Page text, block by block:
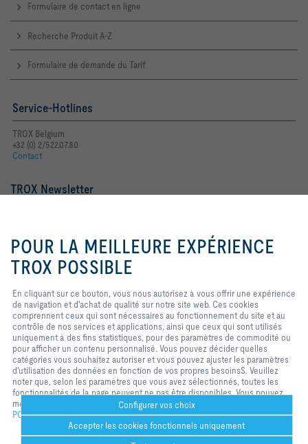
Formulaire de contact en ligne
Recherche Produit A-Z
Formulaire de demande du Tarif
Service-Hotlines
TROX Belgium
+32 (0) 2/522.07.80
Contact
TROX Newsletter
Mentions légales Login
Home Contacts Imprint
Conditions de livraison et de paiement
Confidentialité
2026 © S.A. TROX Belgium/TROX Belgium N.V.
nous autorisez à vous offrir une
expérience de navigation et
d'achat de qualité sur notre site
web. Ces cookies comprennent
fonctionnement du site et au
contrôle de nos services et
applications, ainsi que ceux qui
sont utilisés uniquement à des
fins statistiques, pour des
paramètres de commodité ou pour
afficher un contenu personnalisé.
Vous pouvez décider quelles
catégories vous souhaitez
autoriser et vous pouvez ajuster
les paramètres d'utilisation des
données en fonction de vos
propres besoinsS. Veuillez noter
que, selon les paramètres que
POUR LA MEILLEURE EXPÉRIENCE
TROX POSSIBLE
En cliquant sur ce bouton, vous nous autorisez à vous offrir une expérience
de navigation et d'achat de qualité sur notre site web. Ces cookies
comprennent ceux qui sont nécessaires au fonctionnement du site et au
contrôle de nos services et applications, ainsi que ceux qui sont utilisés
uniquement à des fins statistiques, pour des paramètres de commodité ou
pour afficher un contenu personnalisé. Vous pouvez décider quelles
catégories vous souhaitez autoriser et vous pouvez ajuster les paramètres
d'utilisation des données en fonction de vos propres besoinsS. Veuillez
noter que, selon les paramètres que vous avez sélectionnés, toutes les
fonctionnalités de la page peuvent ne pas être disponibles. Vous pouvez
modifier votre sélection à tout moment.
POLICY
Configurer vos choix
Accepter les cookies fonctionnels uniquement